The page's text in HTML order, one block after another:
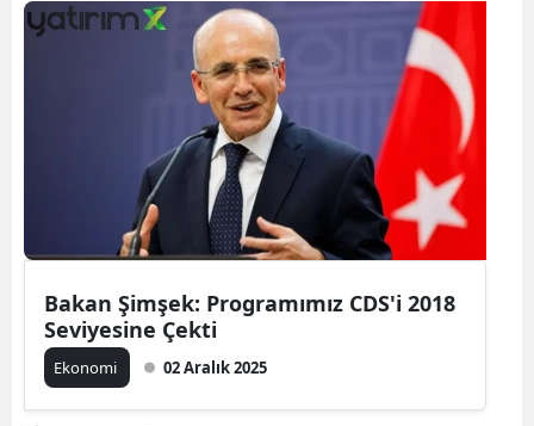
Bakan Şimşek: Programımız CDS'i 2018
Seviyesine Çekti
Ekonomi 02 Aralık 2025